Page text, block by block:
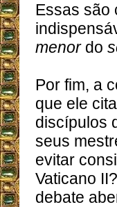
Essas são
menordo
Por fim, a
que ele
discípulos
seus
evitar
Vaticano
debate